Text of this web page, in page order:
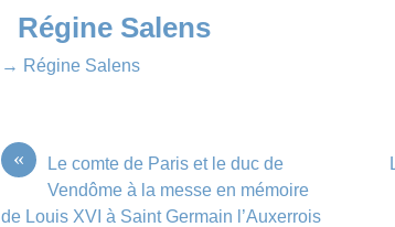
Régine Salens
→ Régine Salens
«
Le comte de Paris et le duc de
Vendôme à la messe en mémoire
de Louis XVI à Saint Germain l’Auxerrois